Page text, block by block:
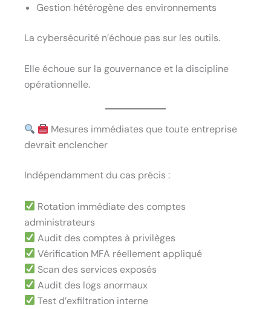
Gestion hétérogène des environnements
La cybersécurité n’échoue pas sur les outils.
Elle échoue sur la gouvernance et la discipline
opérationnelle.
Mesures immédiates que toute entreprise
devrait enclencher
Indépendamment du cas précis :
Rotation immédiate des comptes
administrateurs
Audit des comptes à privilèges
Vérification MFA réellement appliqué
Scan des services exposés
Audit des logs anormaux
Test d’exfiltration interne